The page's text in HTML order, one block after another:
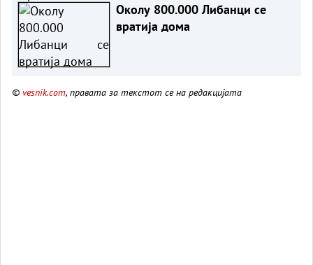
Околу 800.000 Либанци се
вратија дома
© vesnik.com, правата за текстот се на редакцијата